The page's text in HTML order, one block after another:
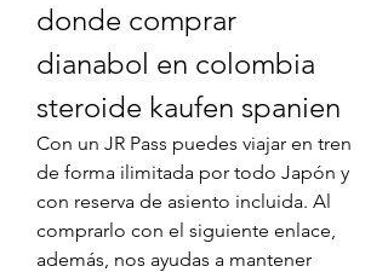
donde comprar
dianabol en colombia
steroide kaufen spanien
Con un JR Pass puedes viajar en tren
de forma ilimitada por todo Japón y
con reserva de asiento incluida. Al
comprarlo con el siguiente enlace,
además, nos ayudas a mantener